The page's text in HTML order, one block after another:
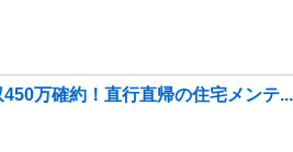
万確約！直行直帰の住宅メンテ...